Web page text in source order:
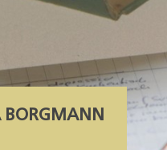
BORGMANN​